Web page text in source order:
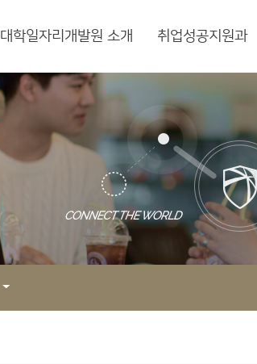
대학일자리개발원 소개 취업성공지원과